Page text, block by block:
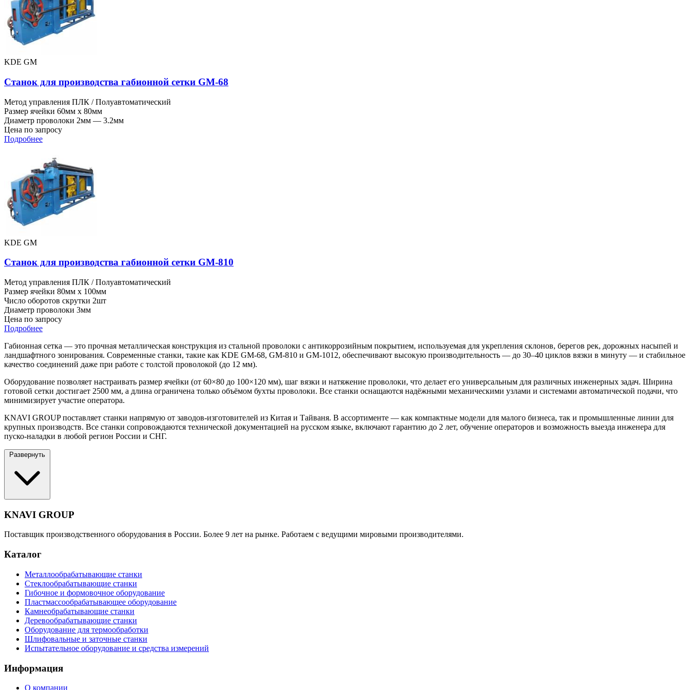
KDE GM
Станок для производства габионной сетки GM-68
Метод управления ПЛК / Полуавтоматический
Размер ячейки 60мм x 80мм
Диаметр проволоки 2мм — 3.2мм
Цена по запросу
Подробнее
KDE GM
Станок для производства габионной сетки GM-810
Метод управления ПЛК / Полуавтоматический
Размер ячейки 80мм x 100мм
Число оборотов скрутки 2шт
Диаметр проволоки 3мм
Цена по запросу
Подробнее
Габионная сетка — это прочная металлическая конструкция из стальной проволоки с антикоррозийным покрытием, используемая для укрепления склонов, берегов рек, дорожных насыпей и
ландшафтного зонирования. Современные станки, такие как KDE GM-68, GM-810 и GM-1012, обеспечивают высокую производительность — до 30–40 циклов вязки в минуту — и стабильное
качество соединений даже при работе с толстой проволокой (до 12 мм).
Оборудование позволяет настраивать размер ячейки (от 60×80 до 100×120 мм), шаг вязки и натяжение проволоки, что делает его универсальным для различных инженерных задач. Ширина
готовой сетки достигает 2500 мм, а длина ограничена только объёмом бухты проволоки. Все станки оснащаются надёжными механическими узлами и системами автоматической подачи, что
минимизирует участие оператора.
KNAVI GROUP поставляет станки напрямую от заводов-изготовителей из Китая и Тайваня. В ассортименте — как компактные модели для малого бизнеса, так и промышленные линии для
крупных производств. Все станки сопровождаются технической документацией на русском языке, включают гарантию до 2 лет, обучение операторов и возможность выезда инженера для
пуско-наладки в любой регион России и СНГ.
Развернуть
KNAVI GROUP
Поставщик производственного оборудования в России. Более 9 лет на рынке. Работаем с ведущими мировыми производителями.
Каталог
Металлообрабатывающие станки
Стеклообрабатывающие станки
Гибочное и формовочное оборудование
Пластмассообрабатывающее оборудование
Камнеобрабатывающие станки
Деревообрабатывающие станки
Оборудование для термообработки
Шлифовальные и заточные станки
Испытательное оборудование и средства измерений
Информация
О компании